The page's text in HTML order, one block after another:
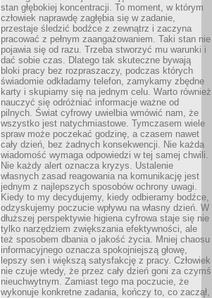
stan głębokiej koncentracji. To moment, w którym
człowiek naprawdę zagłębia się w zadanie,
przestaje śledzić bodźce z zewnątrz i zaczyna
pracować z pełnym zaangażowaniem. Taki stan nie
pojawia się od razu. Trzeba stworzyć mu warunki i
dać sobie czas. Dlatego tak skuteczne bywają
bloki pracy bez rozpraszaczy, podczas których
świadomie odkładamy telefon, zamykamy zbędne
karty i skupiamy się na jednym celu. Warto również
nauczyć się odróżniać informacje ważne od
pilnych. Świat cyfrowy uwielbia wmówić nam, że
wszystko jest natychmiastowe. Tymczasem wiele
spraw może poczekać godzinę, a czasem nawet
cały dzień, bez żadnych konsekwencji. Nie każda
wiadomość wymaga odpowiedzi w tej samej chwili.
Nie każdy alert oznacza kryzys. Ustalenie
własnych zasad reagowania na komunikację jest
jednym z najlepszych sposobów ochrony uwagi.
Kiedy to my decydujemy, kiedy odbieramy bodźce,
odzyskujemy poczucie wpływu na własny dzień. W
dłuższej perspektywie higiena cyfrowa staje się nie
tylko narzędziem zwiększania efektywności, ale
też sposobem dbania o jakość życia. Mniej chaosu
informacyjnego oznacza spokojniejszą głowę,
lepszy sen i większą satysfakcję z pracy. Człowiek
nie czuje wtedy, że przez cały dzień goni za czymś
nieuchwytnym. Zamiast tego ma poczucie, że
wykonuje konkretne zadania, kończy to, co zaczął,